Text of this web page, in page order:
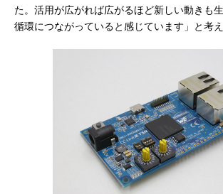
た。活用が広がれば広がるほど新しい動きも
循環につながっていると感じています」と考え